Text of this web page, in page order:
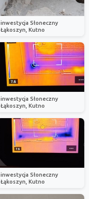
inwestycja Słoneczny
Łąkoszyn, Kutno
inwestycja Słoneczny
Łąkoszyn, Kutno
inwestycja Słoneczny
Łąkoszyn, Kutno